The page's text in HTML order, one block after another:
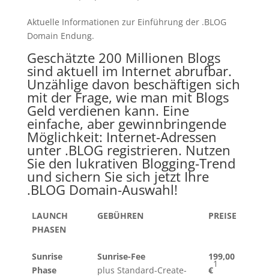
Aktuelle Informationen zur Einführung der .BLOG
Domain Endung.
Geschätzte 200 Millionen Blogs
sind aktuell im Internet abrufbar.
Unzählige davon beschäftigen sich
mit der Frage, wie man mit Blogs
Geld verdienen kann. Eine
einfache, aber gewinnbringende
Möglichkeit: Internet-Adressen
unter .BLOG registrieren. Nutzen
Sie den lukrativen Blogging-Trend
und sichern Sie sich jetzt Ihre
.BLOG Domain-Auswahl!
LAUNCH
PHASEN
GEBÜHREN PREISE
Sunrise
Phase
Sunrise-Fee
plus Standard-Create-
199,00
€
1